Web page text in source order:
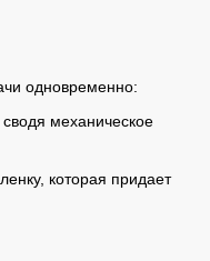
одновременно:
механическое
которая придает